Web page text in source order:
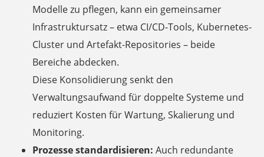
Modelle zu pflegen, kann ein gemeinsamer
Infrastruktursatz – etwa CI/CD-Tools, Kubernetes-
Cluster und Artefakt-Repositories – beide
Bereiche abdecken.
Diese Konsolidierung senkt den
Verwaltungsaufwand für doppelte Systeme und
reduziert Kosten für Wartung, Skalierung und
Monitoring.
Prozesse standardisieren: Auch redundante